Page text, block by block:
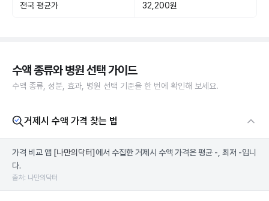
전국 평균가 32,200원
수액 종류와 병원 선택 가이드
수액 종류, 성분, 효과, 병원 선택 기준을 한 번에 확인해 보세요.
거제시 수액 가격 찾는 법
가격 비교 앱 [나만의닥터] 에서 수집한 거제시 수액 가격은 평균 -, 최저 -입니
다.
출처: 나만의닥터